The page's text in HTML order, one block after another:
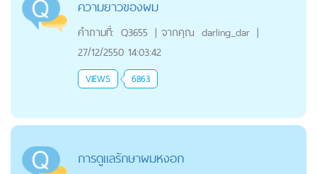
ความยาวของผม
คำถามที่: Q3655 | จากคุณ darling_dar |
27/12/2550 14:03:42
VIEWS 6863
การดูแลรักษาผมหงอก